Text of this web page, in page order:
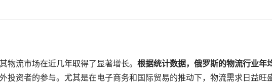
物流市场在近几年取得了显著增长。 根据统计数据，俄罗斯的物流行业年
投资者的参与。尤其是在电子商务和国际贸易的推动下，物流需求日益旺